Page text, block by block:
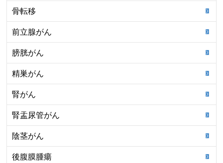
骨転移
前立腺がん
膀胱がん
精巣がん
腎がん
腎盂尿管がん
陰茎がん
後腹膜腫瘍